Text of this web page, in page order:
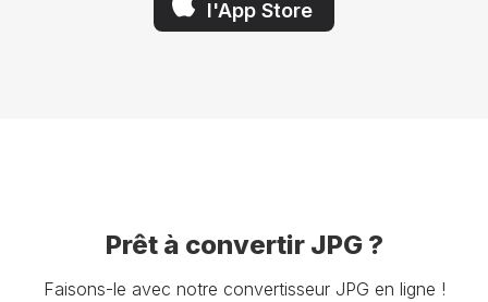
l'App Store
Prêt à convertir JPG ?
Faisons-le avec notre convertisseur JPG en ligne !